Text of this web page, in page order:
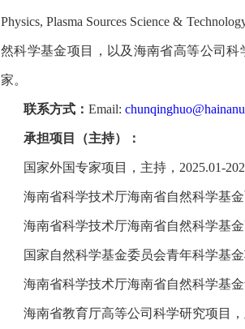
Physics, Plasma Sources Science &
然科学基金项目，以及海南省高等公司
家。
联系方式： Email:
承担项目（主持）：
国家外国专家项目，主持， 2025.01-
海南省科学技术厅海南省自然科学基金
海南省科学技术厅海南省自然科学基
国家自然科学基金委员会青年科学基金
海南省科学技术厅海南省自然科学基金
海南省教育厅高等公司科学研究项目，